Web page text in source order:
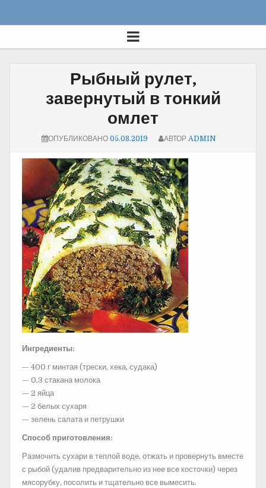
Рыбный рулет,
завернутый в тонкий
омлет
ОПУБЛИКОВАНО 05.08.2019 АВТОР ADMIN
Ингредиенты:
— 400 г минтая (трески, хека, судака)
— 0,3 стакана молока
— 2 яйца
— 2 белых сухаря
— зелень салата и петрушки
Способ приготовления:
Размочить сухари в теплой воде, отжать и провернуть вместе
с рыбой (удалив предварительно из нее все косточки) через
мясорубку, посолить и тщательно все вымесить.